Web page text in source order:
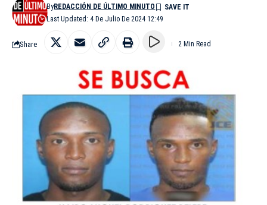
Last Updated: 4 De Julio De 2024 12:49
ByREDACCIÓN DE ÚLTIMO MINUTO
Share 2 Min Read